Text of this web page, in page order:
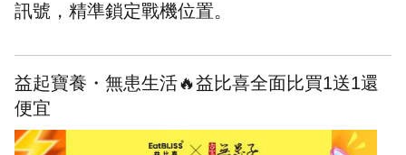
訊號，精準鎖定戰機位置。
益起寶養・無患生活🔥益比喜全面比買1送1還
便宜